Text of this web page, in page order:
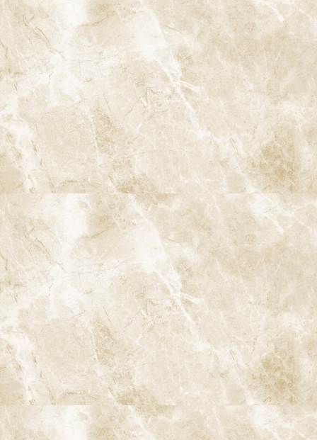
スは数分で完了します。
9-3. データの確認
スキャンが終わったら、得られたデジタルデータを確認し、治療
計画を立てます。患者様にも画像を見せて理解を深めていただきま
す。
ページのトップへ
予防
歯のクリーニングと検査
歯周病治療
むし歯治療
根管治療
親知らずの抜歯
小児歯科
インプラント治療
ストローマンインプラント
ジンヴィ・インプラント
ブリッジ
入れ歯
歯の移植
ホワイトニング